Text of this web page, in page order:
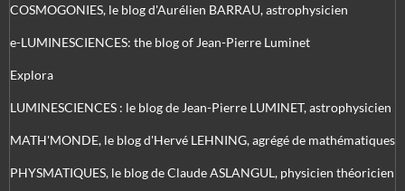
COSMOGONIES, le blog d'Aurélien BARRAU, astrophysicien
e-LUMINESCIENCES: the blog of Jean-Pierre Luminet
Explora
LUMINESCIENCES : le blog de Jean-Pierre LUMINET, astrophysicien
MATH'MONDE, le blog d'Hervé LEHNING, agrégé de mathématiques
PHYSMATIQUES, le blog de Claude ASLANGUL, physicien théoricien